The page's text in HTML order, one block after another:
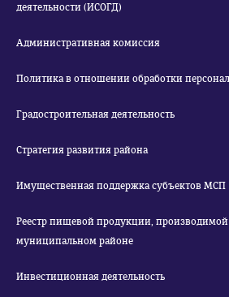
деятельности (ИСОГД)
Административная комиссия
Политика в отношении обработки
Градостроительная деятельность
Стратегия развития района
Имущественная поддержка субъектов МСП
Реестр пищевой продукции,
муниципальном районе
Инвестиционная деятельность